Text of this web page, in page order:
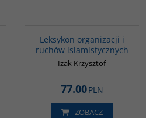
Leksykon organizacji i
ruchów islamistycznych
Izak Krzysztof
77.00PLN
ZOBACZ